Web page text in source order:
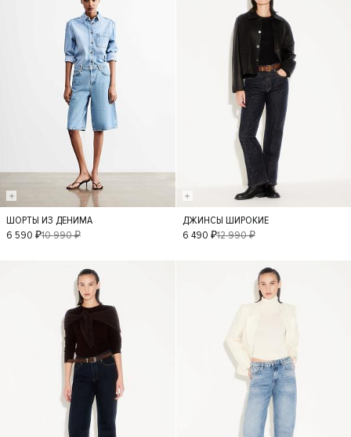
36 38
ШОРТЫ ИЗ ДЕНИМА
6 590 ₽10 990 ₽ 40 42
ДЖИНСЫ ШИРОКИЕ
6 490 ₽12 990 ₽